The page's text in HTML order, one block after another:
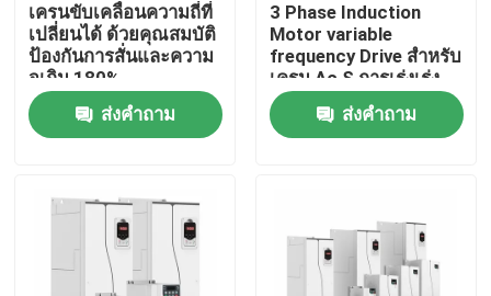
บ้าน
สินค้า
วิดีโอ
เครนขับเคลื่อนความถี่ที่
เปลี่ยนได้ ด้วยคุณสมบัติ
ป้องกันการสั่นและความ
จุเกิน 180%
ส่งคำถาม
3 Phase Induction
Motor variable
frequency Drive สําหรับ
เครน Ac S การเร่งเร่ง
โค้ง
ส่งคำถาม